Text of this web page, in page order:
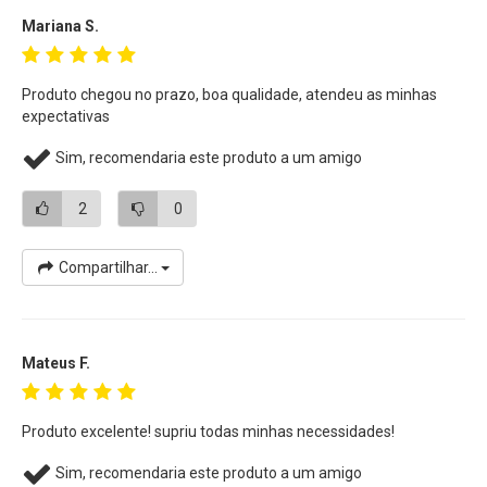
fotos na cabeça.
acordo com seu monitor.
Mariana S.
Produto chegou no prazo, boa qualidade, atendeu as minhas
expectativas
Sim, recomendaria este produto a um amigo
2 0
Compartilhar...
Mateus F.
Produto excelente! supriu todas minhas necessidades!
Sim, recomendaria este produto a um amigo